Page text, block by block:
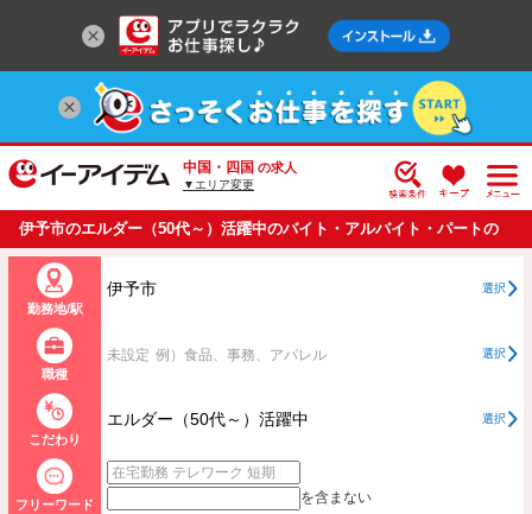
中国・四国 の求人
▼エリア変更
伊予市のエルダー（50代～）活躍中のバイト・アルバイト・パートの
求人情報一覧
勤務地/駅
伊予市 選択
職種
未設定 例）食品、事務、アパレル 選択
こだわり
エルダー（50代～）活躍中 選択
フリーワード を含まない